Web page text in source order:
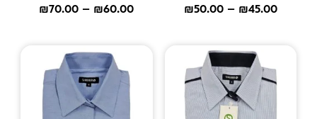
₪45.00
–
₪50.00
₪60.00
–
₪70.00